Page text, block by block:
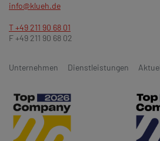
Unternehmen Dienstleistungen
info@klueh.de
T +49 211 90 68 01
F +49 211 90 68 02